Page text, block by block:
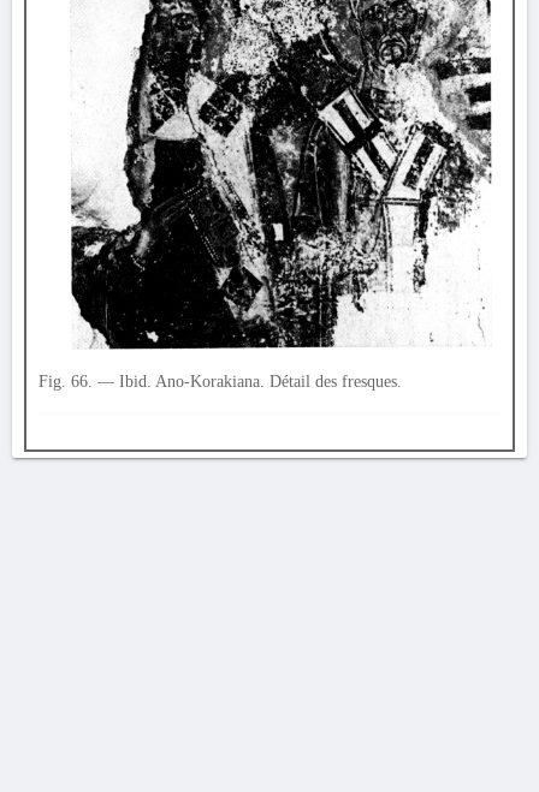
Fig. 66. — Ibid. Ano-Korakiana. Détail des fresques.